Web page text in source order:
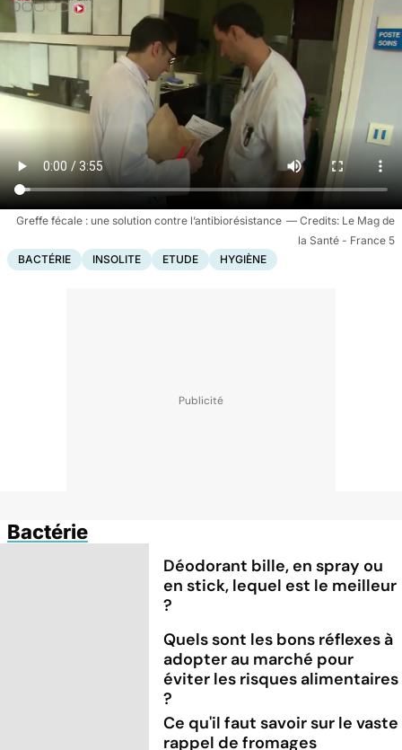
Greffe fécale : une solution contre l’antibiorésistance
Le Mag de
la Santé - France 5
BACTÉRIE
INSOLITE ETUDE HYGIÈNE
Bactérie
Déodorant bille, en spray ou
en stick, lequel est le meilleur
?
Quels sont les bons réflexes à
adopter au marché pour
éviter les risques alimentaires
?
Ce qu'il faut savoir sur le vaste
rappel de fromages